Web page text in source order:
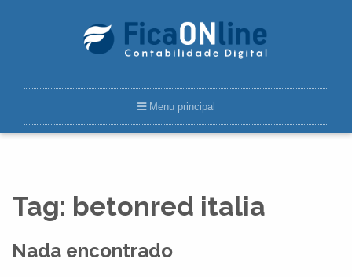
Menu principal
Tag: betonred italia
Nada encontrado